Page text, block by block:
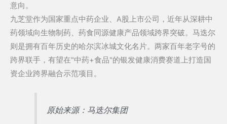
意向。
九芝堂作为国家重点中药企业、A股上市公司，近年从深耕中
药领域向生物制药、药食同源健康产品领域跨界突破。马迭尔
则是拥有百年历史的哈尔滨冰城文化名片。两家百年老字号的
跨界联手，有望在"中药+食品"的银发健康消费赛道上打造国
资企业跨界融合示范项目。
原始来源：马迭尔集团